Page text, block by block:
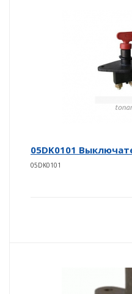
05DK0101
05DK0101